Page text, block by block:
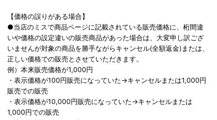
【価格の誤りがある場合】
●当店のミスで商品ページに記載されている販売価格に、桁間違
いや価格の設定違いの販売商品があった場合は、大変申し訳ござ
いませんが対象の商品を勝手ながらキャンセル(全額返金)または、
正しい価格での販売とさせていただきます。
例）本来販売価格が1,000円
・表示価格が100円販売になっていた→キャンセルまたは1,000円
販売での販売
・表示価格が10,000円販売になっていた→キャンセルまたは
1,000円での販売